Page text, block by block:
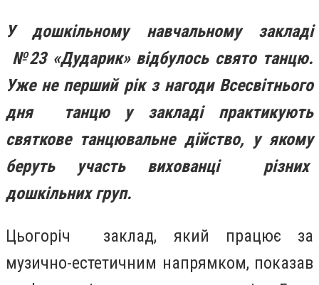
У дошкільному навчальному закладі
№23 «Дударик» відбулось свято танцю.
Уже не перший рік з нагоди Всесвітнього
дня танцю у закладі практикують
святкове танцювальне дійство, у якому
беруть участь вихованці різних
дошкільних груп.
Цьогоріч заклад, який працює за
музично-естетичним напрямком, показав